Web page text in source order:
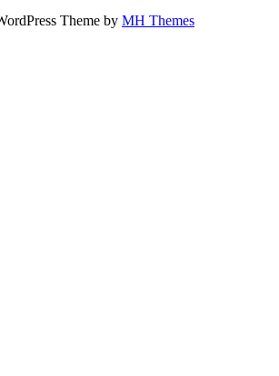
Theme by MH Themes